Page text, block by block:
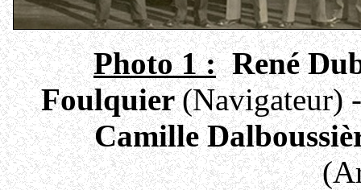
Photo 1 : René
Foulquier(Navigateur)
Camille